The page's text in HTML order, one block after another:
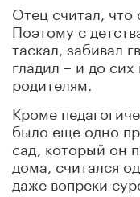
Отец считал, что
Поэтому с
таскал, забивал
гладил – и до сих
родителям.
Кроме
было еще одно
сад, который он
дома, считался
даже вопреки